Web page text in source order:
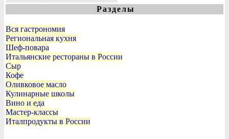
Разделы
Вся гастрономия
Региональная кухня
Шеф-повара
Итальянские рестораны в России
Сыр
Кофе
Оливковое масло
Кулинарные школы
Вино и еда
Мастер-классы
Италпродукты в России